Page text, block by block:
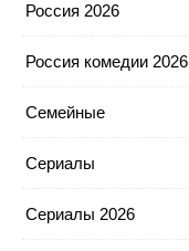
Россия 2026
Россия комедии 2026
Семейные
Сериалы
Сериалы 2026